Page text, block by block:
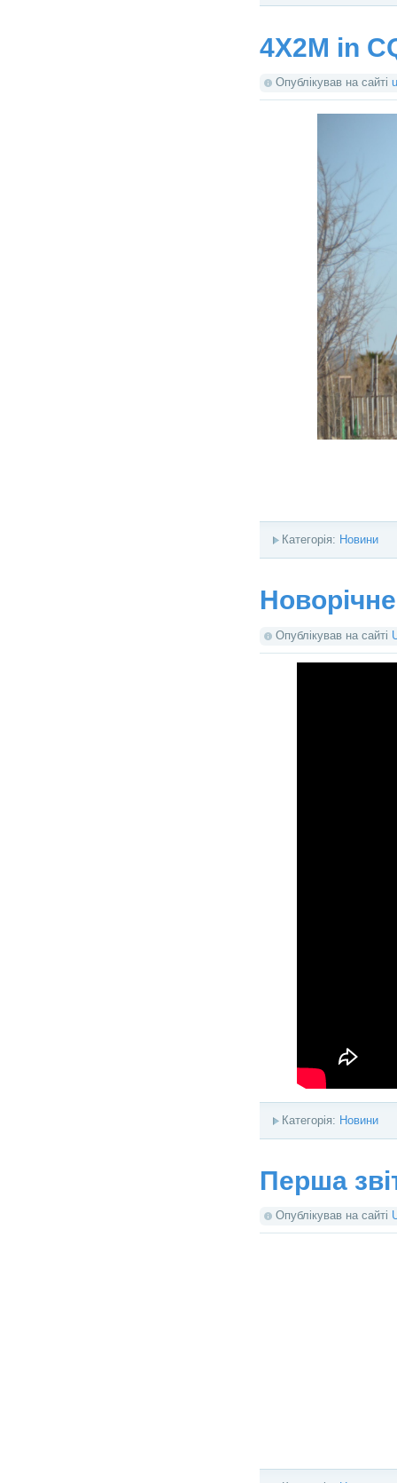
4X2M in
Опублікував на сайті
Категорія: Новини
Опублікував на сайті
Категорія: Новини
Перша
Опублікував на сайті